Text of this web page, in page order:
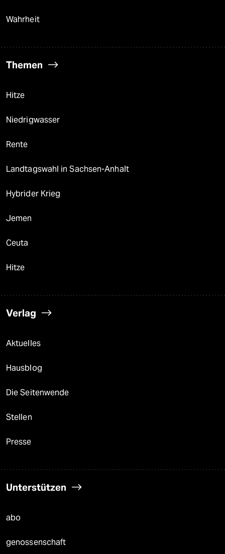
Wahrheit
Themen
Hitze
Niedrigwasser
Rente
Landtagswahl in Sachsen-Anhalt
Hybrider Krieg
Jemen
Ceuta
Hitze
Verlag
Aktuelles
Hausblog
Die Seitenwende
Stellen
Presse
Unterstützen
abo
genossenschaft